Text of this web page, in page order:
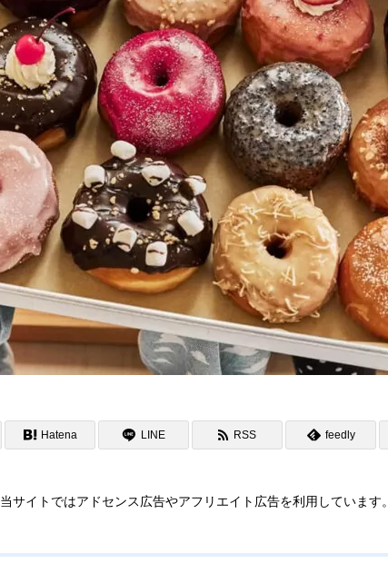
Hatena LINE RSS feedly
当サイトではアドセンス広告やアフリエイト広告を利用しています。